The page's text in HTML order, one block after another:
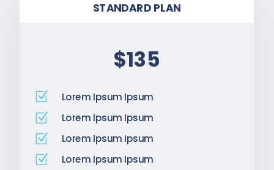
STANDARD PLAN
$135
Z Lorem Ipsum Ipsum
Z Lorem Ipsum Ipsum
Z Lorem Ipsum Ipsum
Z Lorem Ipsum Ipsum